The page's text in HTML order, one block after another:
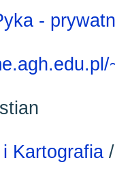
-
Kartografia